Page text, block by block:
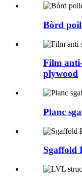
Bòrd
Film
plywood
Planc
Sgaffold